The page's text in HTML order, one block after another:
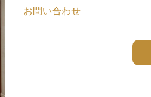
お問い合わせ